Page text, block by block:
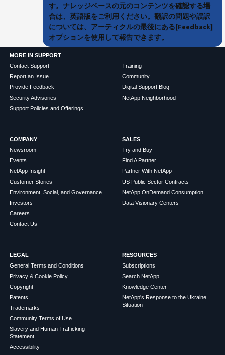
す。ナレッジベースの元のコンテンツを確認する場
合は、英語版をご利用ください。翻訳の問題や誤訳
については、アーティクルの最後にある[Feedback]
オプションを使用して報告できます。
MORE IN SUPPORT
Contact Support
Report an Issue
Provide Feedback
Security Advisories
Support Policies and Offerings
Training
Community
Digital Support Blog
NetApp Neighborhood
COMPANY
Newsroom
Events
NetApp Insight
Customer Stories
Environment, Social, and Governance
Investors
Careers
Contact Us
SALES
Try and Buy
Find A Partner
Partner With NetApp
US Public Sector Contracts
NetApp OnDemand Consumption
Data Visionary Centers
LEGAL
General Terms and Conditions
Privacy & Cookie Policy
Copyright
Patents
Trademarks
Community Terms of Use
Slavery and Human Trafficking
Statement
Accessibility
RESOURCES
Subscriptions
Search NetApp
Knowledge Center
NetApp's Response to the Ukraine
Situation